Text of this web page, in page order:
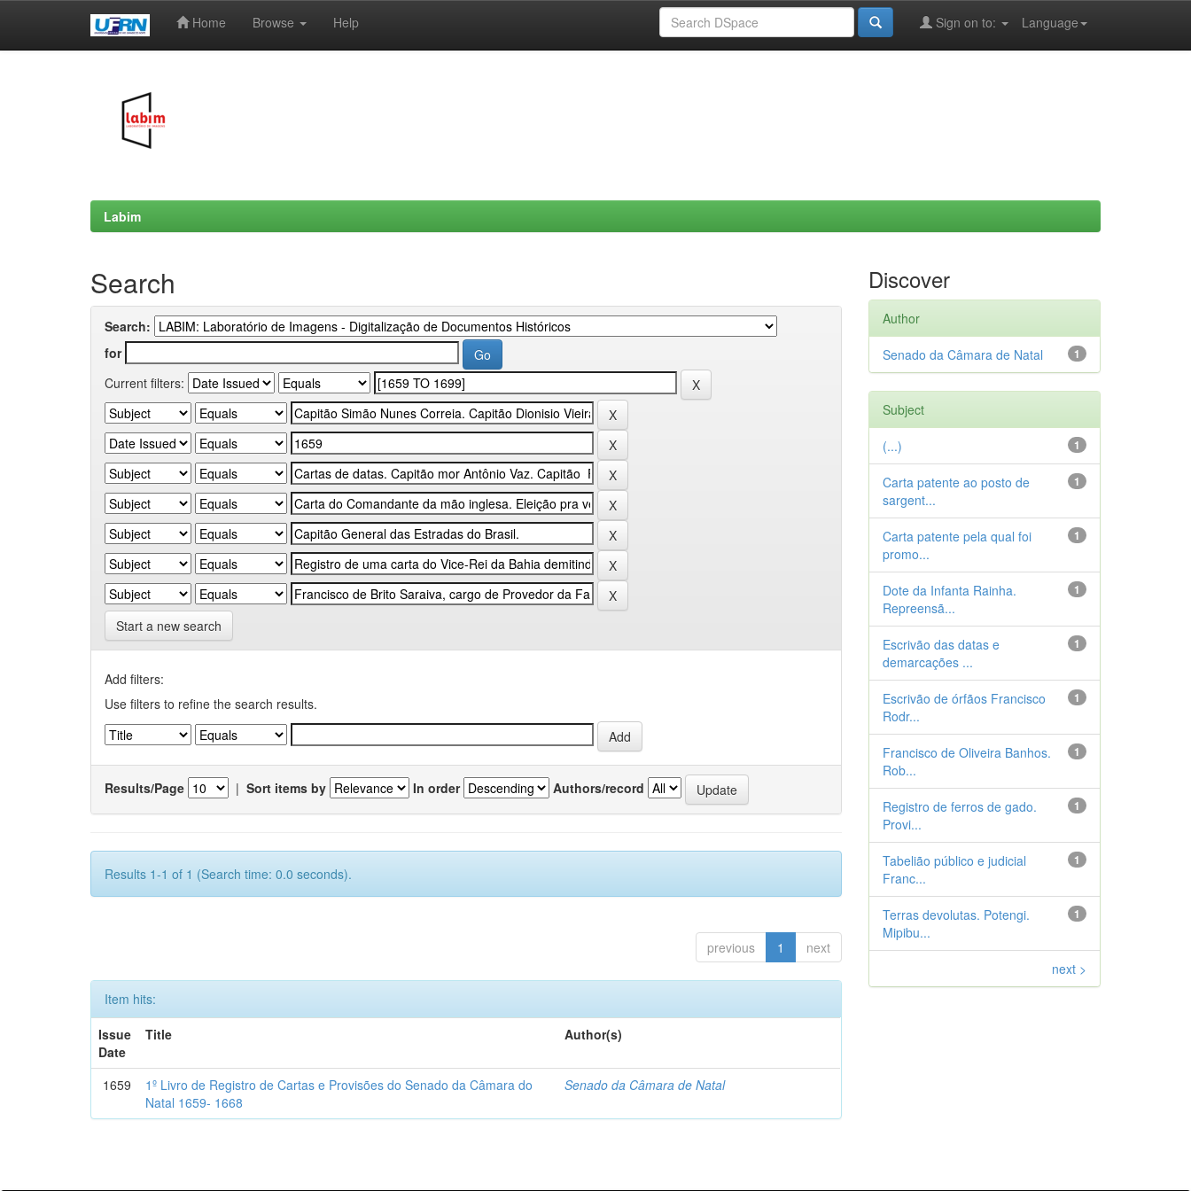
Home Browse Help Language
Sign on to:
Labim
Search
Search:
for
Current filters:
Start a new search
Add filters:
Use filters to refine the search results.
Results/Page | Sort items by In order Authors/record
Results 1-1 of 1 (Search time: 0.0 seconds).
previous 1 next
Item hits:
Issue
Date
Title Author(s)
1659
1º Livro de Registro de Cartas e Provisões do Senado da Câmara do
Natal 1659- 1668
Senado da Câmara de Natal
Discover
Author
1
Senado da Câmara de Natal
Subject
1
(...)
1
Carta patente ao posto de
sargent...
1
Carta patente pela qual foi
promo...
1
Dote da Infanta Rainha.
Repreensã...
1
Escrivão das datas e
demarcações ...
1
Escrivão de órfãos Francisco
Rodr...
1
Francisco de Oliveira Banhos.
Rob...
1
Registro de ferros de gado.
Provi...
1
Tabelião público e judicial
Franc...
1
Terras devolutas. Potengi.
Mipibu...
next >